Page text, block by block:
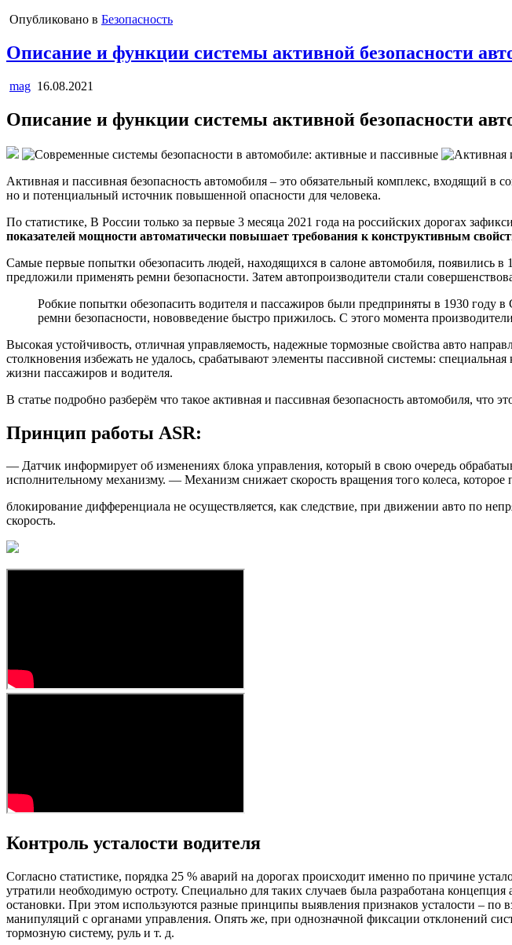
Опубликовано в Безопасность
Описание и функции системы активной безопасности
mag 16.08.2021
Описание и функции системы активной безопасности
Активная и пассивная безопасность автомобиля – это обязательный комплекс, входящий в
но и потенциальный источник повышенной опасности для человека.
По статистике, В России только за первые 3 месяца 2021 года на российских дорогах
показателей мощности автоматически повышает требования к конструктивным
Самые первые попытки обезопасить людей, находящихся в салоне автомобиля,
предложили применять ремни безопасности. Затем автопроизводители стали
Робкие попытки обезопасить водителя и пассажиров были предприняты в 1930
ремни безопасности, нововведение быстро прижилось. С этого момента
Высокая устойчивость, отличная управляемость, надежные тормозные свойства авто
столкновения избежать не удалось, срабатывают элементы пассивной системы:
жизни пассажиров и водителя.
В статье подробно разберём что такое активная и пассивная безопасность автомобиля, что
Принцип работы ASR:
— Датчик информирует об изменениях блока управления, который в свою очередь
исполнительному механизму. — Механизм снижает скорость вращения того колеса, которое
блокирование дифференциала не осуществляется, как следствие, при движении авто по
скорость.
Контроль усталости водителя
Согласно статистике, порядка 25 % аварий на дорогах происходит именно по причине
утратили необходимую остроту. Специально для таких случаев была разработана
остановки. При этом используются разные принципы выявления признаков усталости –
манипуляций с органами управления. Опять же, при однозначной фиксации отклонений
тормозную систему, руль и т. д.